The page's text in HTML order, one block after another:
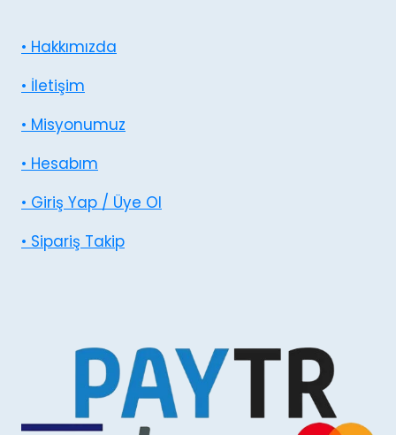
• Hakkımızda
• İletişim
• Misyonumuz
• Hesabım
• Giriş Yap / Üye Ol
• Sipariş Takip